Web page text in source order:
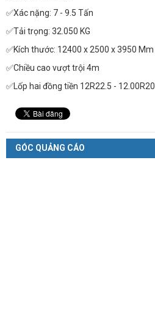
✅Xác nặng: 7 - 9.5 Tấn
✅Tải trọng: 32.050 KG
✅Kích thước: 12400 x 2500 x 3950 Mm
✅Chiều cao vượt trội 4m
✅Lốp hai đồng tiền 12R22.5 - 12.00R20
GÓC QUẢNG CÁO